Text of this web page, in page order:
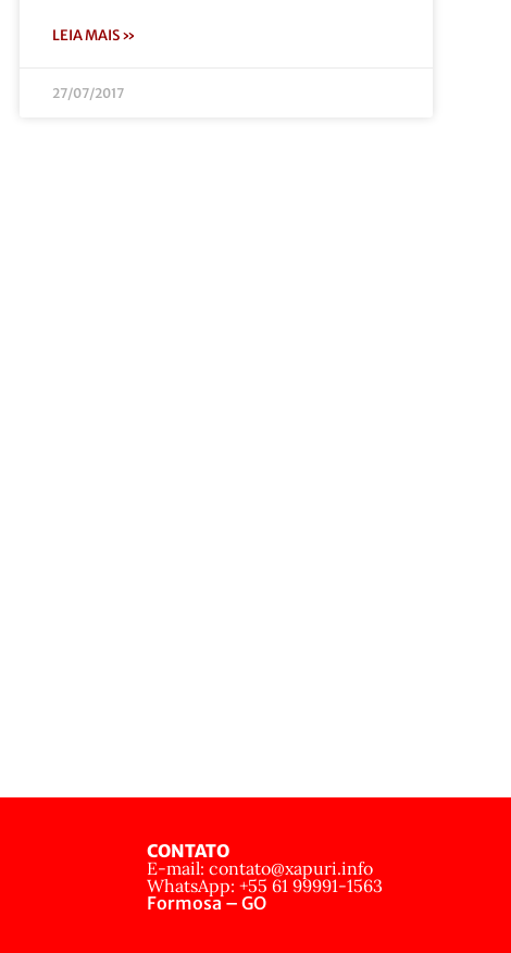
LEIA MAIS »
27/07/2017
CONTATO
E-mail: contato@xapuri.info
WhatsApp: +55 61 99991-1563
Formosa – GO